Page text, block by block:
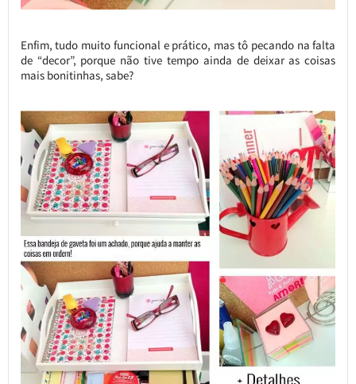
Enfim, tudo muito funcional e prático, mas tô pecando na falta
de “decor”, porque não tive tempo ainda de deixar as coisas
mais bonitinhas, sabe?